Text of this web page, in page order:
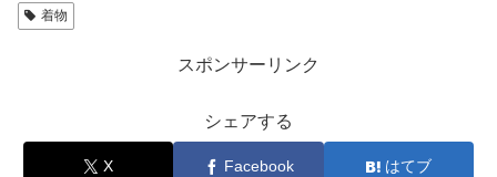
着物
スポンサーリンク
シェアする
X Facebook はてブ